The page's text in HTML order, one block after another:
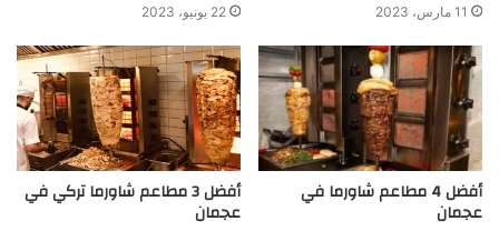
11 مارس، 2023 22 يونيو، 2023
أفضل 4 مطاعم شاورما في
عجمان
أفضل 3 مطاعم شاورما تركي في
عجمان